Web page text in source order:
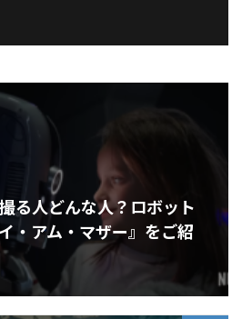
る人どんな人？ロボット
・アム・マザー』をご紹